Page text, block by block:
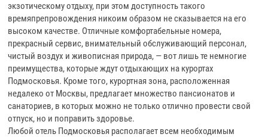
экзотическому отдыху, при этом доступность такого
времяпрепровождения никоим образом не сказывается на его
высоком качестве. Отличные комфортабельные номера,
прекрасный сервис, внимательный обслуживающий персонал,
чистый воздух и живописная природа, — вот лишь те немногие
преимущества, которые ждут отдыхающих на курортах
Подмосковья. Кроме того, курортная зона, расположенная
недалеко от Москвы, предлагает множество пансионатов и
санаториев, в которых можно не только отлично провести свой
отпуск, но и поправить здоровье.
Любой отель Подмосковья располагает всем необходимым